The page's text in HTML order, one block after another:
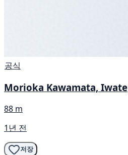
공식
Morioka Kawamata, Iwate
88 m
1년 전
저장